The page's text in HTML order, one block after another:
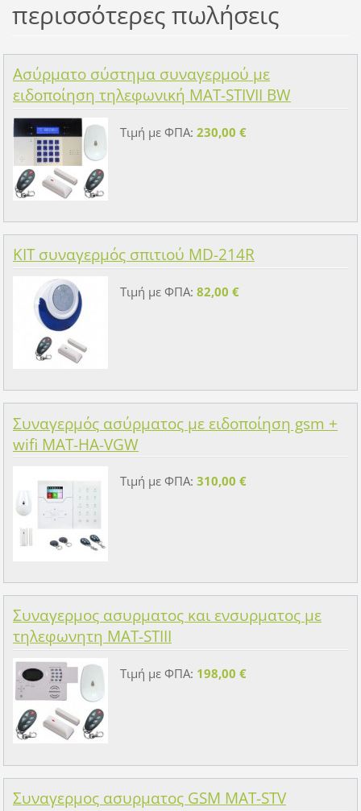
περισσότερες πωλήσεις
Ασύρματο σύστημα συναγερμού με
ειδοποίηση τηλεφωνική MAT-STIVII BW
Τιμή με ΦΠΑ: 230,00 €
KIT συναγερμός σπιτιού MD-214R
Τιμή με ΦΠΑ: 82,00 €
Συναγερμός ασύρματος με ειδοποίηση gsm +
wifi MAT-HA-VGW
Τιμή με ΦΠΑ: 310,00 €
Συναγερμος ασυρματος και ενσυρματος με
τηλεφωνητη MAT-STIII
Τιμή με ΦΠΑ: 198,00 €
Συναγερμος ασυρματος GSM MAT-STV